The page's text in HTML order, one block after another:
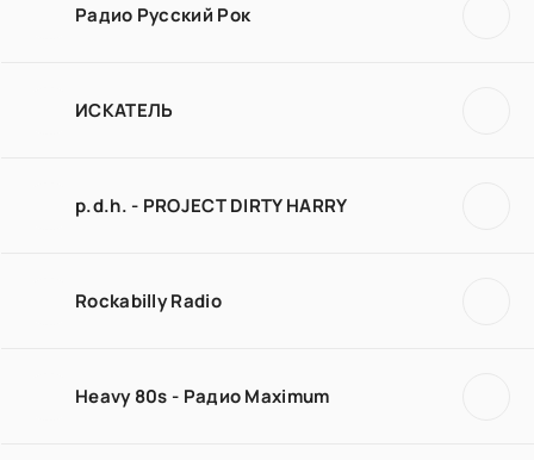
Радио Русский Рок
ИСКАТЕЛЬ
p.d.h. - PROJECT DIRTY HARRY
Rockabilly Radio
Heavy 80s - Радио Maximum